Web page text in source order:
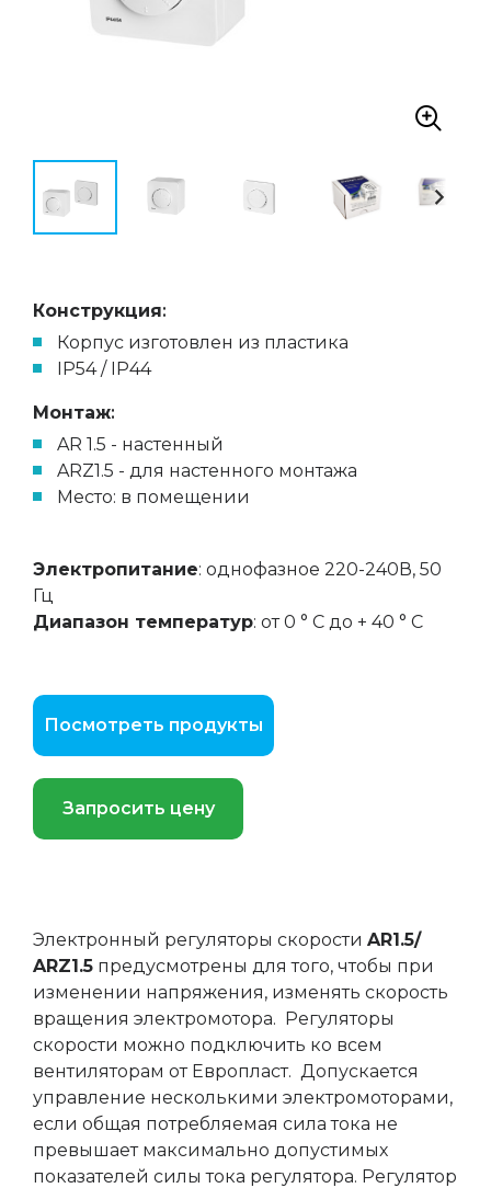
Конструкция:
Корпус изготовлен из пластика
IP54 / IP44
Монтаж:
AR 1.5 - настенный
ARZ1.5 - для настенного монтажа
Место: в помещении
Электропитание: однофазное 220-240В, 50
Гц
Диапазон температур: от 0 ° C до + 40 ° C
Посмотреть продукты
Запросить цену
Электронный регуляторы скорости AR1.5/
ARZ1.5 предусмотрены для того, чтобы при
изменении напряжения, изменять скорость
вращения электромотора. Регуляторы
скорости можно подключить ко всем
вентиляторам от Европласт. Допускается
управление несколькими электромоторами,
если общая потребляемая сила тока не
превышает максимально допустимых
показателей силы тока регулятора. Регулятор